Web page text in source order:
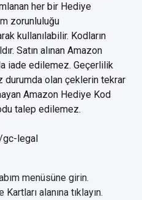
her bir Hediye
zorunluluğu
kullanılabilir. Kodların
Satın alınan Amazon
iade edilemez. Geçerlilik
durumda olan çeklerin tekrar
Amazon Hediye Kod
talep edilemez.
gc-legal
menüsüne girin.
alanına tıklayın.